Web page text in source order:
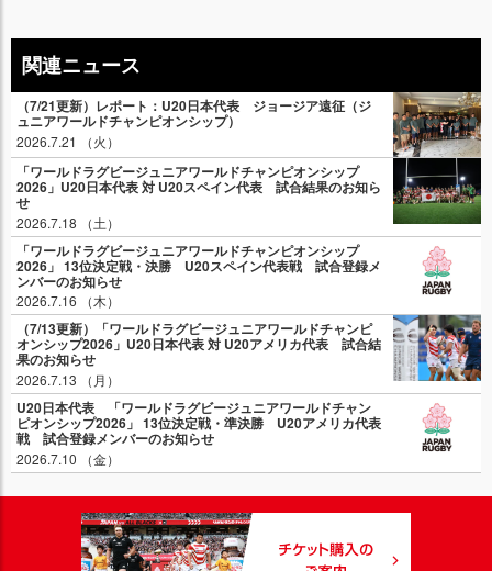
関連ニュース
（7/21更新）レポート：U20日本代表 ジョージア遠征（ジ
ュニアワールドチャンピオンシップ）
2026.7.21 （火）
「ワールドラグビージュニアワールドチャンピオンシップ
2026」U20日本代表 対 U20スペイン代表 試合結果のお知ら
せ
2026.7.18 （土）
「ワールドラグビージュニアワールドチャンピオンシップ
2026」 13位決定戦・決勝 U20スペイン代表戦 試合登録メ
ンバーのお知らせ
2026.7.16 （木）
（7/13更新）「ワールドラグビージュニアワールドチャンピ
オンシップ2026」U20日本代表 対 U20アメリカ代表 試合結
果のお知らせ
2026.7.13 （月）
U20日本代表 「ワールドラグビージュニアワールドチャン
ピオンシップ2026」 13位決定戦・準決勝 U20アメリカ代表
戦 試合登録メンバーのお知らせ
2026.7.10 （金）